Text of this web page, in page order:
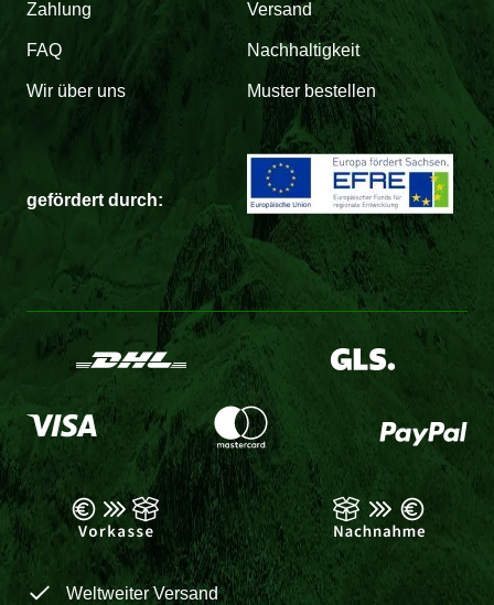
Zahlung Versand
FAQ Nachhaltigkeit
Wir über uns Muster bestellen
gefördert durch:
Weltweiter Versand